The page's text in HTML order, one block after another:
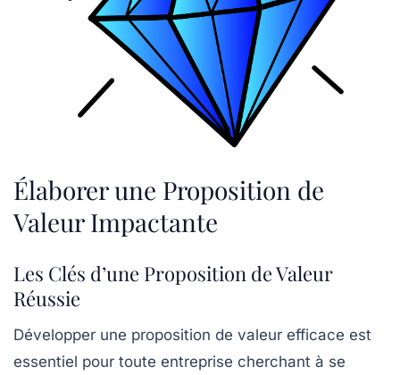
Élaborer une Proposition de
Valeur Impactante
Les Clés d’une Proposition de Valeur
Réussie
Développer une proposition de valeur efficace est
essentiel pour toute entreprise cherchant à se